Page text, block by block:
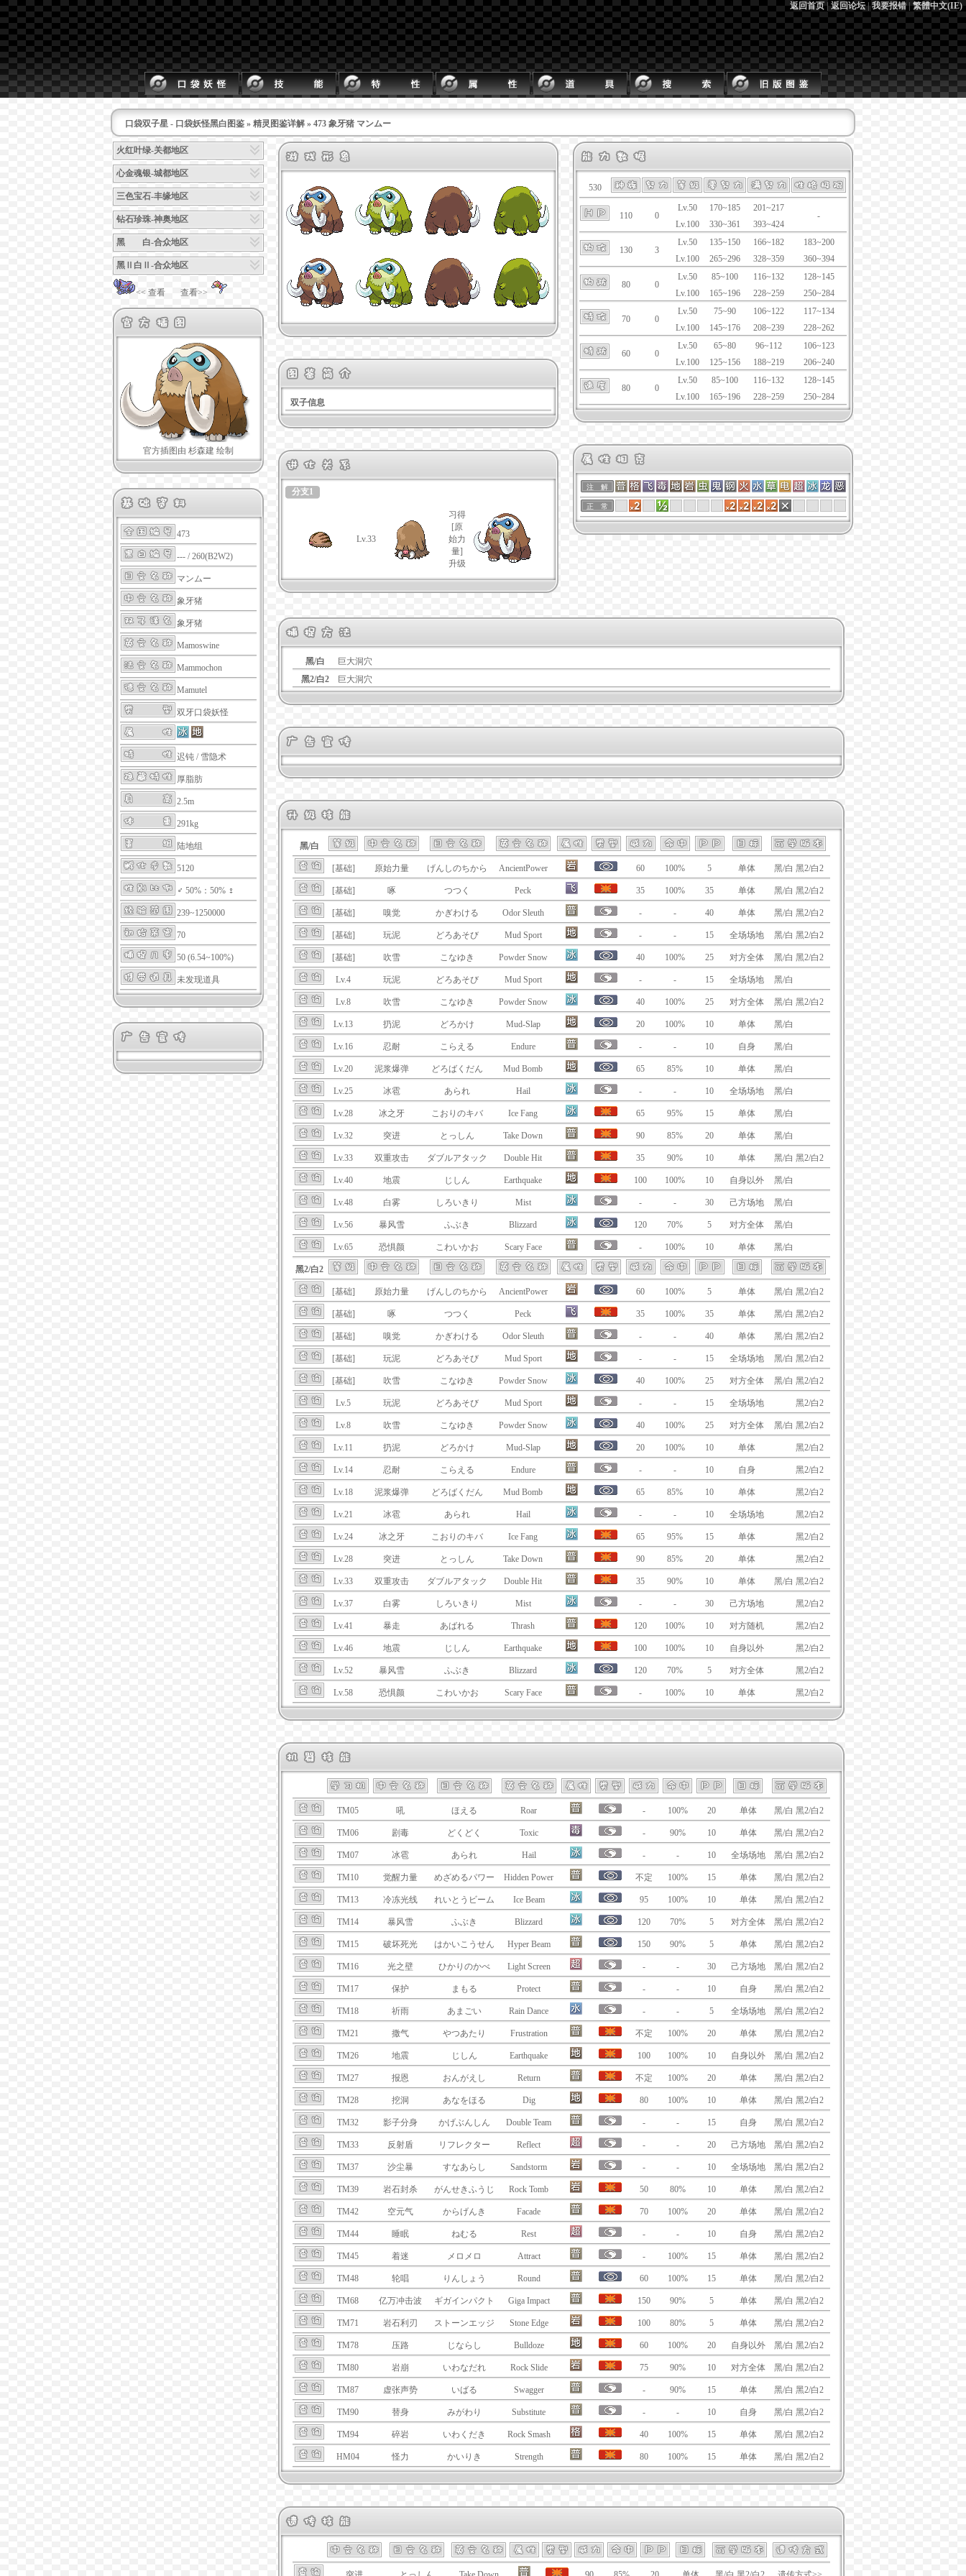
返回首页|返回论坛|我要报错|繁體中文(IE)
口袋双子星 - 口袋妖怪黑白图鉴 » 精灵图鉴详解 » 473 象牙猪 マンムー
火红叶绿-关都地区
心金魂银-城都地区
三色宝石-丰缘地区
钻石珍珠-神奥地区
黑 白-合众地区
黑Ⅱ白Ⅱ-合众地区
<< 查看 查看>>
官方插图由 杉森建 绘制
473
--- / 260(B2W2)
マンムー
象牙猪
象牙猪
Mamoswine
Mammochon
Mamutel
双牙口袋妖怪
迟钝 / 雪隐术
厚脂肪
2.5m
291kg
陆地组
5120
♂ 50%：50% ♀
239~1250000
70
50 (6.54~100%)
未发现道具
双子信息
分支1
Lv.33
习得
[原
始力
量]
升级
530
110 0
Lv.50
Lv.100
170~185
330~361
201~217
393~424
-
130 3
Lv.50
Lv.100
135~150
265~296
166~182
328~359
183~200
360~394
80 0
Lv.50
Lv.100
85~100
165~196
116~132
228~259
128~145
250~284
70 0
Lv.50
Lv.100
75~90
145~176
106~122
208~239
117~134
228~262
60 0
Lv.50
Lv.100
65~80
125~156
96~112
188~219
106~123
206~240
80 0
Lv.50
Lv.100
85~100
165~196
116~132
228~259
128~145
250~284
注 解
正 常
黑/白
巨大洞穴
黑2/白2
巨大洞穴
黑/白
[基础] 原始力量 げんしのちから AncientPower 60 100% 5 单体 黑/白 黑2/白2
[基础] 啄 つつく Peck 35 100% 35 单体 黑/白 黑2/白2
[基础] 嗅觉 かぎわける Odor Sleuth - - 40 单体 黑/白 黑2/白2
[基础] 玩泥 どろあそび Mud Sport - - 15 全场场地 黑/白 黑2/白2
[基础] 吹雪 こなゆき Powder Snow 40 100% 25 对方全体 黑/白 黑2/白2
Lv.4 玩泥 どろあそび Mud Sport - - 15 全场场地 黑/白
Lv.8 吹雪 こなゆき Powder Snow 40 100% 25 对方全体 黑/白 黑2/白2
Lv.13 扔泥 どろかけ Mud-Slap 20 100% 10 单体 黑/白
Lv.16 忍耐 こらえる Endure - - 10 自身 黑/白
Lv.20 泥浆爆弹 どろばくだん Mud Bomb 65 85% 10 单体 黑/白
Lv.25 冰雹 あられ Hail - - 10 全场场地 黑/白
Lv.28 冰之牙 こおりのキバ Ice Fang 65 95% 15 单体 黑/白
Lv.32 突进 とっしん Take Down 90 85% 20 单体 黑/白
Lv.33 双重攻击 ダブルアタック Double Hit 35 90% 10 单体 黑/白 黑2/白2
Lv.40 地震 じしん Earthquake 100 100% 10 自身以外 黑/白
Lv.48 白雾 しろいきり Mist - - 30 己方场地 黑/白
Lv.56 暴风雪 ふぶき Blizzard 120 70% 5 对方全体 黑/白
Lv.65 恐惧颜 こわいかお Scary Face - 100% 10 单体 黑/白
黑2/白2
[基础] 原始力量 げんしのちから AncientPower 60 100% 5 单体 黑/白 黑2/白2
[基础] 啄 つつく Peck 35 100% 35 单体 黑/白 黑2/白2
[基础] 嗅觉 かぎわける Odor Sleuth - - 40 单体 黑/白 黑2/白2
[基础] 玩泥 どろあそび Mud Sport - - 15 全场场地 黑/白 黑2/白2
[基础] 吹雪 こなゆき Powder Snow 40 100% 25 对方全体 黑/白 黑2/白2
Lv.5 玩泥 どろあそび Mud Sport - - 15 全场场地 黑2/白2
Lv.8 吹雪 こなゆき Powder Snow 40 100% 25 对方全体 黑/白 黑2/白2
Lv.11 扔泥 どろかけ Mud-Slap 20 100% 10 单体 黑2/白2
Lv.14 忍耐 こらえる Endure - - 10 自身 黑2/白2
Lv.18 泥浆爆弹 どろばくだん Mud Bomb 65 85% 10 单体 黑2/白2
Lv.21 冰雹 あられ Hail - - 10 全场场地 黑2/白2
Lv.24 冰之牙 こおりのキバ Ice Fang 65 95% 15 单体 黑2/白2
Lv.28 突进 とっしん Take Down 90 85% 20 单体 黑2/白2
Lv.33 双重攻击 ダブルアタック Double Hit 35 90% 10 单体 黑/白 黑2/白2
Lv.37 白雾 しろいきり Mist - - 30 己方场地 黑2/白2
Lv.41 暴走 あばれる Thrash 120 100% 10 对方随机 黑2/白2
Lv.46 地震 じしん Earthquake 100 100% 10 自身以外 黑2/白2
Lv.52 暴风雪 ふぶき Blizzard 120 70% 5 对方全体 黑2/白2
Lv.58 恐惧颜 こわいかお Scary Face - 100% 10 单体 黑2/白2
TM05 吼 ほえる Roar - 100% 20 单体 黑/白 黑2/白2
TM06 剧毒 どくどく Toxic - 90% 10 单体 黑/白 黑2/白2
TM07 冰雹 あられ Hail - - 10 全场场地 黑/白 黑2/白2
TM10 觉醒力量 めざめるパワー Hidden Power 不定 100% 15 单体 黑/白 黑2/白2
TM13 冷冻光线 れいとうビーム Ice Beam 95 100% 10 单体 黑/白 黑2/白2
TM14 暴风雪 ふぶき Blizzard 120 70% 5 对方全体 黑/白 黑2/白2
TM15 破坏死光 はかいこうせん Hyper Beam 150 90% 5 单体 黑/白 黑2/白2
TM16 光之壁 ひかりのかべ Light Screen - - 30 己方场地 黑/白 黑2/白2
TM17 保护 まもる Protect - - 10 自身 黑/白 黑2/白2
TM18 祈雨 あまごい Rain Dance - - 5 全场场地 黑/白 黑2/白2
TM21 撒气 やつあたり Frustration 不定 100% 20 单体 黑/白 黑2/白2
TM26 地震 じしん Earthquake 100 100% 10 自身以外 黑/白 黑2/白2
TM27 报恩 おんがえし Return 不定 100% 20 单体 黑/白 黑2/白2
TM28 挖洞 あなをほる Dig 80 100% 10 单体 黑/白 黑2/白2
TM32 影子分身 かげぶんしん Double Team - - 15 自身 黑/白 黑2/白2
TM33 反射盾 リフレクター Reflect - - 20 己方场地 黑/白 黑2/白2
TM37 沙尘暴 すなあらし Sandstorm - - 10 全场场地 黑/白 黑2/白2
TM39 岩石封杀 がんせきふうじ Rock Tomb 50 80% 10 单体 黑/白 黑2/白2
TM42 空元气 からげんき Facade 70 100% 20 单体 黑/白 黑2/白2
TM44 睡眠 ねむる Rest - - 10 自身 黑/白 黑2/白2
TM45 着迷 メロメロ Attract - 100% 15 单体 黑/白 黑2/白2
TM48 轮唱 りんしょう Round 60 100% 15 单体 黑/白 黑2/白2
TM68 亿万冲击波 ギガインパクト Giga Impact 150 90% 5 单体 黑/白 黑2/白2
TM71 岩石利刃 ストーンエッジ Stone Edge 100 80% 5 单体 黑/白 黑2/白2
TM78 压路 じならし Bulldoze 60 100% 20 自身以外 黑/白 黑2/白2
TM80 岩崩 いわなだれ Rock Slide 75 90% 10 对方全体 黑/白 黑2/白2
TM87 虚张声势 いばる Swagger - 90% 15 单体 黑/白 黑2/白2
TM90 替身 みがわり Substitute - - 10 自身 黑/白 黑2/白2
TM94 碎岩 いわくだき Rock Smash 40 100% 15 单体 黑/白 黑2/白2
HM04 怪力 かいりき Strength 80 100% 15 单体 黑/白 黑2/白2